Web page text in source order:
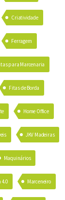
Criatividade
Ferragem
para Marcenaria
Fitas de Borda
Home Office
JKV Madeiras
Maquinários
4.0 Marceneiro